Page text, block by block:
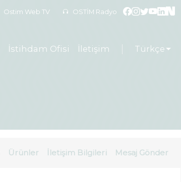
Ostim Web TV OSTİM Radyo
İstihdam Ofisi İletişim Türkçe
Ürünler İletişim Bilgileri Mesaj Gönder